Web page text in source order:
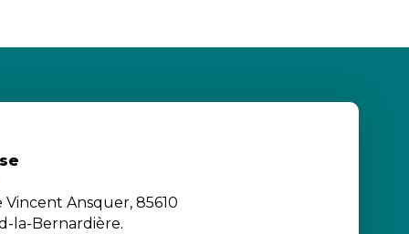
Vincent Ansquer, 85610
la-Bernardière.